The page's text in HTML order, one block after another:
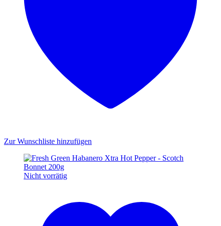
Zur Wunschliste hinzufügen
Nicht vorrätig